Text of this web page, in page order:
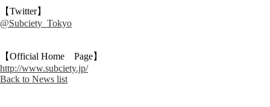
【Twitter】
@Subciety_Tokyo
【Official Home Page】
http://www.subciety.jp/
Back to News list